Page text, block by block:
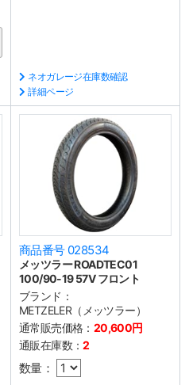
ネオガレージ在庫数確認
詳細ページ
商品番号 028534
メッツラー ROADTEC01
100/90-19 57V フロント
ブランド：
METZELER（メッツラー）
通常販売価格： 20,600円
通販在庫数：2
数量：